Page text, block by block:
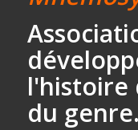
l'histoire
du genre.